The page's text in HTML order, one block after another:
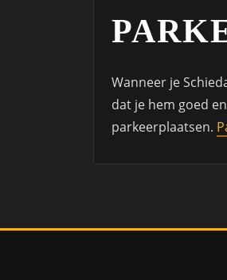
Wanneer je
dat je hem goed
parkeerplaatsen.